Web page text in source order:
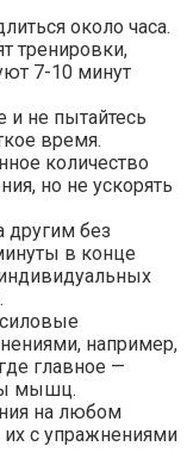
около часа.
тренировки,
7-10 минут
и не пытайтесь
время.
количество
но не ускорять
другим без
в конце
например,
главное —
мышц.
на любом
с упражнениями